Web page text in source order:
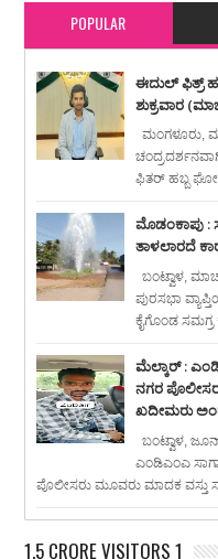
POPULAR
ಈದುಲ್ ಫಿತ್ರ್
ಶುಕ್ರವಾರ
ಮಂಗಳೂರು,
ಫಿತರ್ ಹಬ್ಬ
ಮೊಡಂಕಾಪು :
ತಾಳಲಾರದೆ
ಬಂಟ್ವಾಳ,
ಪುರಸಭಾ
ಕೈಗೊಂಡ
ಮೆಲ್ಕಾರ್ :
ನಗರ
ಖದೀಮರು
ಬಂಟ್ವಾಳ,
ಎಂಡಿಎಂಎ
ಪೊಲೀಸರು ಮೂವರು ಮಾದಕ ವಸ್ತು
1.5 CRORE VISITORS 1